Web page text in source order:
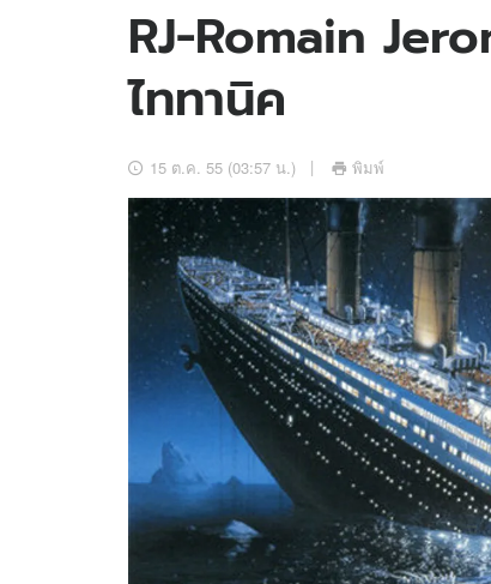
ข่าวบันเทิง
ข่าวกีฬา
ข่าวเศรษฐกิจ
อัปเดตจีน
เช็กข่าวชัวร์
สถิติห
ดาวน์โหลดสนุกแอปฟรี ติดตาม
สงวนลิขสิทธิ์ ©2569บริษัท อิมเมจ ฟิวเจอร์ (ประเทศไทย) จำกัด
RJ-Romain
ไททานิค
15 ต.ค. 55 (03:57 น.) พิมพ์